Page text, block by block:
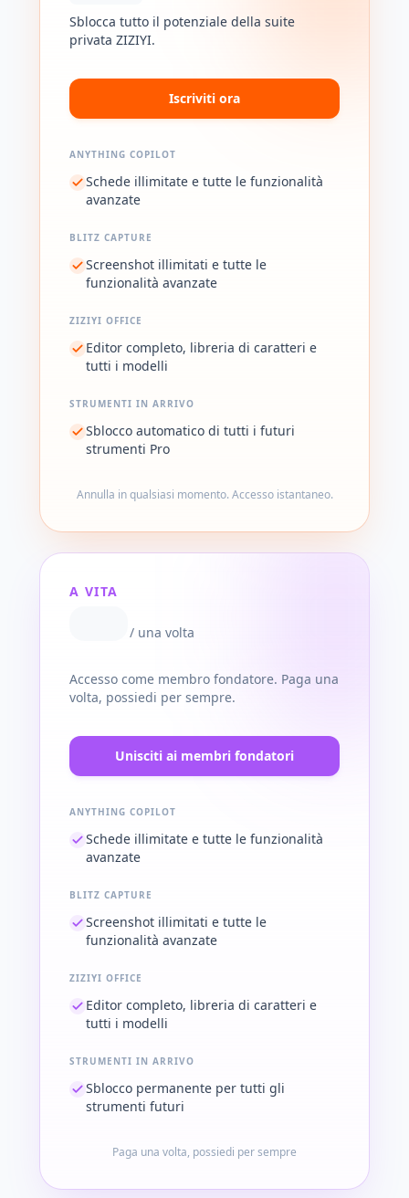
Sblocca tutto il potenziale della suite
privata ZIZIYI.
Iscriviti ora
ANYTHING COPILOT
Schede illimitate e tutte le funzionalità
avanzate
BLITZ CAPTURE
Screenshot illimitati e tutte le
funzionalità avanzate
ZIZIYI OFFICE
Editor completo, libreria di caratteri e
tutti i modelli
STRUMENTI IN ARRIVO
Sblocco automatico di tutti i futuri
strumenti Pro
Annulla in qualsiasi momento. Accesso istantaneo.
A VITA
/ una volta
Accesso come membro fondatore. Paga una
volta, possiedi per sempre.
Unisciti ai membri fondatori
ANYTHING COPILOT
Schede illimitate e tutte le funzionalità
avanzate
BLITZ CAPTURE
Screenshot illimitati e tutte le
funzionalità avanzate
ZIZIYI OFFICE
Editor completo, libreria di caratteri e
tutti i modelli
STRUMENTI IN ARRIVO
Sblocco permanente per tutti gli
strumenti futuri
Paga una volta, possiedi per sempre